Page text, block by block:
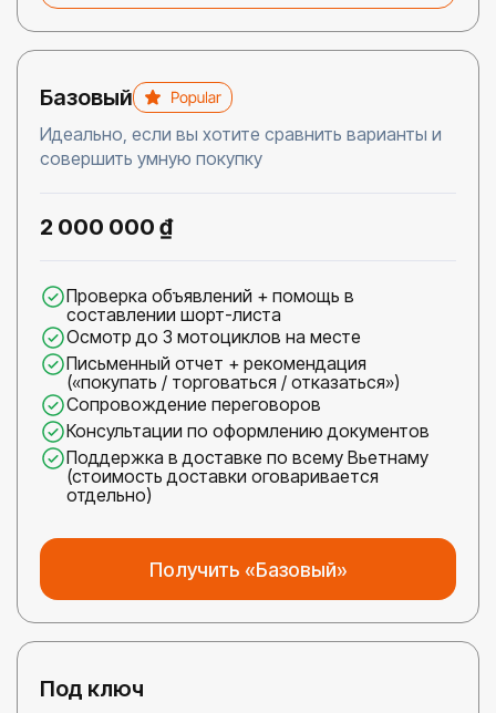
Базовый
Идеально, если вы хотите сравнить варианты и
совершить умную покупку
2 000 000 ₫
Проверка объявлений + помощь в
составлении шорт-листа
Осмотр до 3 мотоциклов на месте
Письменный отчет + рекомендация
(«покупать / торговаться / отказаться»)
Сопровождение переговоров
Консультации по оформлению документов
Поддержка в доставке по всему Вьетнаму
(стоимость доставки оговаривается
отдельно)
Получить «Базовый»
Под ключ